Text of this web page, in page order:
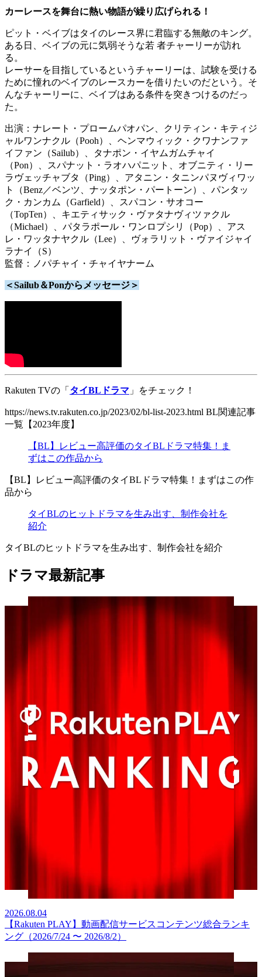
カーレースを舞台に熱い物語が繰り広げられる！
ピット・ベイブはタイのレース界に君臨する無敵のキング。
ある日、ベイブの元に気弱そうな若 者チャーリーが訪れ
る。
レーサーを目指しているというチャーリーは、試験を受ける
ために憧れのベイブのレースカーを借りたいのだという。そ
んなチャーリーに、ベイブはある条件を突きつけるのだっ
た。
出演：ナレート・プロームパオパン、クリティン・キティジ
ャルワンナクル（Pooh）、ヘンマウィック・クワナンファ
イファン（Sailub）、タナポン・イヤムガムチャイ
（Pon）、スパナット・ラオハパニット、オブニティ・リー
ラヴェッチャブタ（Ping）、アタニン・タニンパヌヴィワッ
ト（Benz／ベンツ、ナッタポン・パートーン）、パンタッ
ク・カンカム（Garfield）、スパコン・サオコー
（TopTen）、キエティサック・ヴァタナヴィツァクル
（Michael）、パタラポール・ワンロプシリ（Pop）、アス
レ・ワッタナヤクル（Lee）、ヴォラリット・ヴァイジャイ
ラナイ（S）
監督：ノパチャイ・チャイヤナーム
＜Sailub＆Ponからメッセージ＞
Rakuten TVの「 タイBLドラマ 」をチェック！
https://news.tv.rakuten.co.jp/2023/02/bl-list-2023.html BL関連記事
一覧【2023年度】
【BL】レビュー高評価のタイBLドラマ特集！ま
ずはこの作品から
【BL】レビュー高評価のタイBLドラマ特集！まずはこの作
品から
タイBLのヒットドラマを生み出す、制作会社を
紹介
タイBLのヒットドラマを生み出す、制作会社を紹介
ドラマ最新記事
2026.08.04
【Rakuten PLAY】動画配信サービスコンテンツ総合ランキ
ング（2026/7/24 〜 2026/8/2）